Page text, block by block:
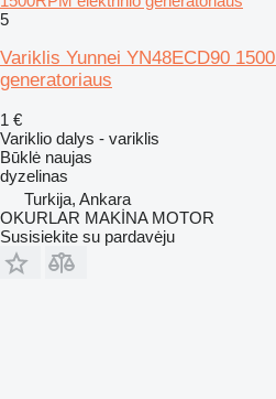
5
Variklis Yunnei YN48ECD90
generatoriaus
1 €
Variklio dalys - variklis
Būklė naujas
dyzelinas
Turkija, Ankara
OKURLAR MAKİNA MOTOR
Susisiekite su pardavėju